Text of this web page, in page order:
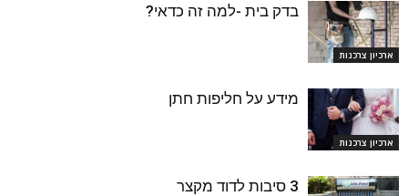
ארכיון צרכנות
בדק בית -למה זה כדאי?
ארכיון צרכנות
מידע על חליפות חתן
3 סיבות לדוד מקצר